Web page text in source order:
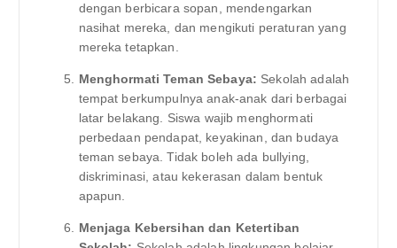
dengan berbicara sopan, mendengarkan
nasihat mereka, dan mengikuti peraturan yang
mereka tetapkan.
Menghormati Teman Sebaya: Sekolah adalah
tempat berkumpulnya anak-anak dari berbagai
latar belakang. Siswa wajib menghormati
perbedaan pendapat, keyakinan, dan budaya
teman sebaya. Tidak boleh ada bullying,
diskriminasi, atau kekerasan dalam bentuk
apapun.
Menjaga Kebersihan dan Ketertiban